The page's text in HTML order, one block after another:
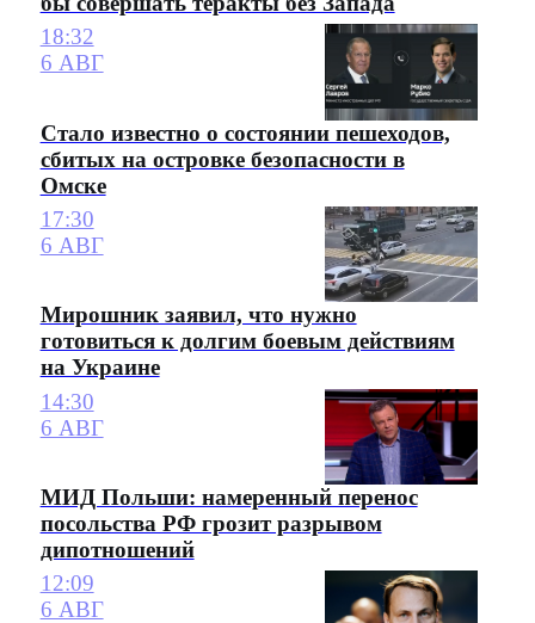
18:32
6 АВГ
Стало известно о состоянии пешеходов,
сбитых на островке безопасности в
Омске
17:30
6 АВГ
Мирошник заявил, что нужно
готовиться к долгим боевым действиям
на Украине
14:30
6 АВГ
МИД Польши: намеренный перенос
посольства РФ грозит разрывом
дипотношений
12:09
6 АВГ